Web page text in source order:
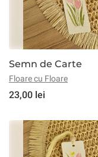
Semn de Carte
Floare cu Floare
23,00 lei